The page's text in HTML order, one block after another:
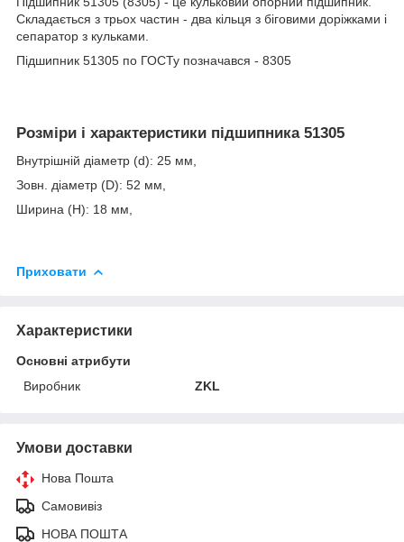
Складається з трьох частин - два кільця з біговими доріжками і
сепаратор з кульками.
Підшипник 51305 по ГОСТу позначався - 8305
Розміри і характеристики підшипника 51305
Внутрішній діаметр (d): 25 мм,
Зовн. діаметр (D): 52 мм,
Ширина (H): 18 мм,
Приховати
Характеристики
Основні атрибути
Виробник
ZKL
Умови доставки
Нова Пошта
Самовивіз
НОВА ПОШТА